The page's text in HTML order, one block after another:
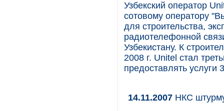
Узбекский оператор
сотовому оператору
для строительства,
радиотелефонной
Узбекистану. К
2008 г. Unitel стал
предоставлять услуги
14.11.2007 НКС